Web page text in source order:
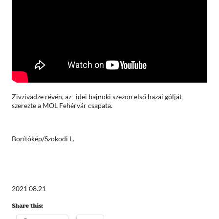
Zivzivadze révén, az idei bajnoki szezon első hazai gólját
szerezte a MOL Fehérvár csapata.
Borítókép/Szokodi L.
2021 08.21
Share this: